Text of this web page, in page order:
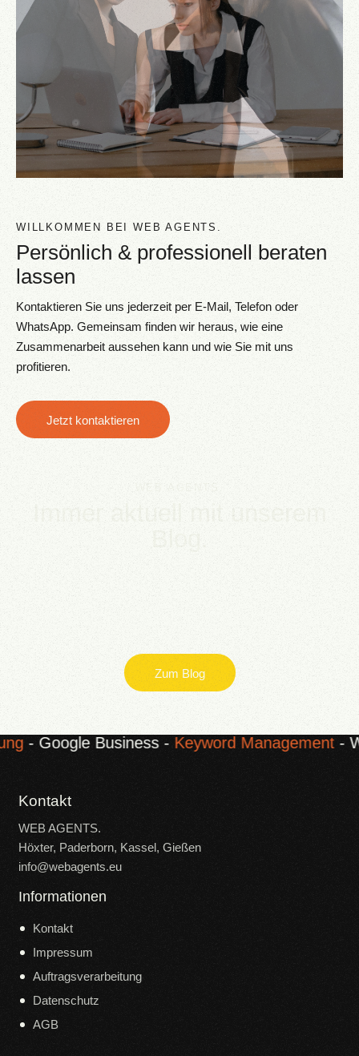
WILLKOMMEN BEI WEB AGENTS.
Persönlich & professionell beraten
lassen
Kontaktieren Sie uns jederzeit per E-Mail, Telefon oder
WhatsApp. Gemeinsam finden wir heraus, wie eine
Zusammenarbeit aussehen kann und wie Sie mit uns
profitieren.
Jetzt kontaktieren
WEB AGENTS.
Immer aktuell mit unserem
Blog.
überdurchschnittliche Performance. Kostenlos.
Zum Blog
Business -Keyword Management-
Kontakt
WEB AGENTS.
Höxter, Paderborn, Kassel, Gießen
info@webagents.eu
Informationen
Kontakt
Impressum
Auftragsverarbeitung
Datenschutz
AGB